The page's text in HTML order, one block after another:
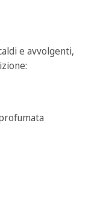
e avvolgenti,